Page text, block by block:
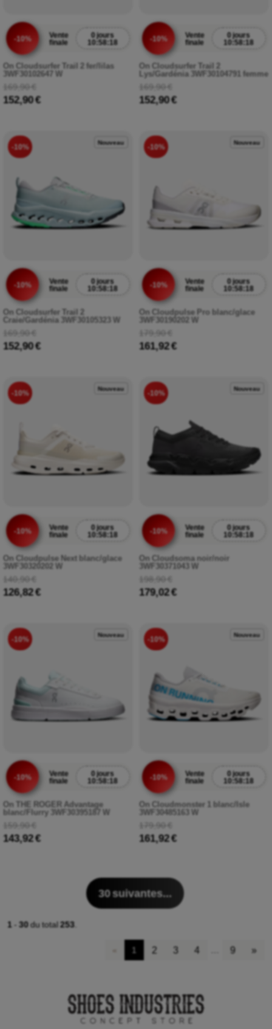
-10%
Vente
finale
0 jours
10:58:17
On Cloudsurfer Trail 2 fer/lilas
3WF30102647 W
169,90 €
152,90 €
-10%
Vente
finale
0 jours
10:58:17
On Cloudsurfer Trail 2
Lys/Gardénia 3WF30104791 femme
169,90 €
152,90 €
-10%
Nouveau
-10%
Vente
finale
0 jours
10:58:17
On Cloudsurfer Trail 2
Craie/Gardénia 3WF30105323 W
169,90 €
152,90 €
-10%
Nouveau
-10%
Vente
finale
0 jours
10:58:17
On Cloudpulse Pro blanc/glace
3WF30190202 W
179,90 €
161,92 €
-10%
Nouveau
-10%
Vente
finale
0 jours
10:58:17
On Cloudpulse Next blanc/glace
3WF30320202 W
140,90 €
126,82 €
-10%
Nouveau
-10%
Vente
finale
0 jours
10:58:17
On Cloudsoma noir/noir
3WF30371043 W
198,90 €
179,02 €
-10%
Nouveau
-10%
Vente
finale
0 jours
10:58:17
On THE ROGER Advantage
blanc/Flurry 3WF30395187 W
159,90 €
143,92 €
-10%
Nouveau
-10%
Vente
finale
0 jours
10:58:17
On Cloudmonster 1 blanc/Isle
3WF30485163 W
179,90 €
161,92 €
30suivantes...
1 - 30du total253
1 2 3 4 9 »